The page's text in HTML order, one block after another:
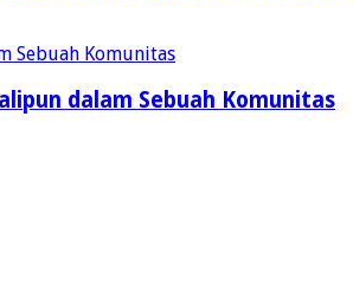
dalam Sebuah Komunitas